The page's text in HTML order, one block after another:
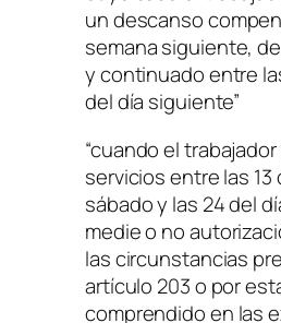
un descanso
semana siguiente,
y continuado entre
del día siguiente”
“cuando el
servicios entre las 13
sábado y las 24 del
medie o no
las circunstancias
artículo 203 o por
comprendido en las